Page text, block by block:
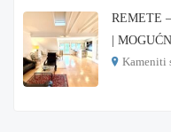
REMETE
|
Kameniti